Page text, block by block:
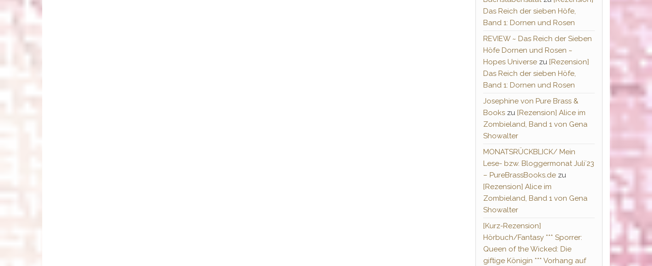
Das Reich der sieben Höfe,
Band 1: Dornen und Rosen
REVIEW ~ Das Reich der Sieben
Höfe Dornen und Rosen ~
Hopes Universezu [Rezension]
Das Reich der sieben Höfe,
Band 1: Dornen und Rosen
Josephine von Pure Brass &
Bookszu [Rezension] Alice im
Zombieland, Band 1 von Gena
Showalter
MONATSRÜCKBLICK/ Mein
Lese- bzw. Bloggermonat Juli´23
– PureBrassBooks.dezu
[Rezension] Alice im
Zombieland, Band 1 von Gena
Showalter
[Kurz-Rezension]
Hörbuch/Fantasy *** Sporrer:
Queen of the Wicked: Die
giftige Königin *** Vorhang auf